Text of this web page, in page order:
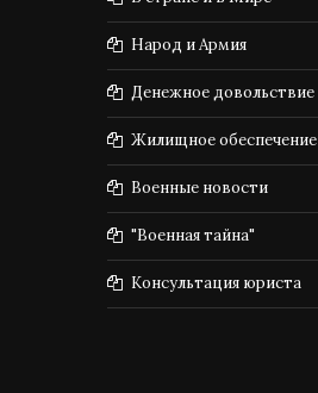
Народ и Армия
Денежное довольствие
Жилищное обеспечение
Военные новости
"Военная тайна"
Консультация юриста